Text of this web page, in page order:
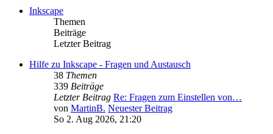
Inkscape
Themen
Beiträge
Letzter Beitrag
Hilfe zu Inkscape - Fragen und Austausch
38 Themen
339 Beiträge
Letzter Beitrag Re: Fragen zum Einstellen von…
von MartinB. Neuester Beitrag
So 2. Aug 2026, 21:20